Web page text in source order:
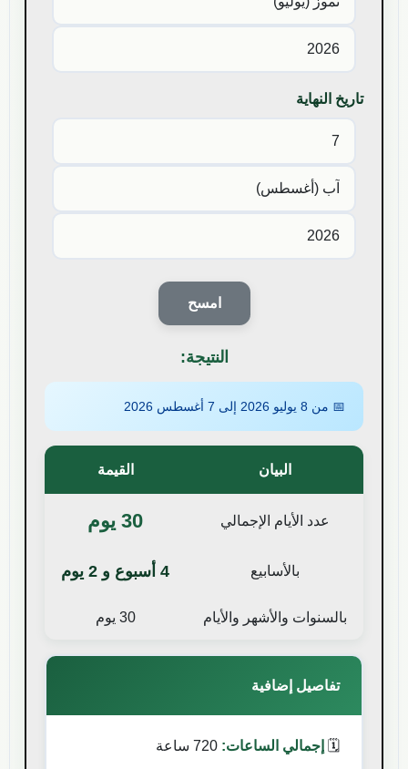
تاريخ النهاية
امسح
النتيجة:
📅 من 8 يوليو 2026 إلى 7 أغسطس 2026
البيان القيمة
عدد الأيام الإجمالي 30 يوم
بالأسابيع 4 أسبوع و 2 يوم
بالسنوات والأشهر والأيام 30 يوم
تفاصيل إضافية
🗓️ إجمالي الساعات: 720 ساعة